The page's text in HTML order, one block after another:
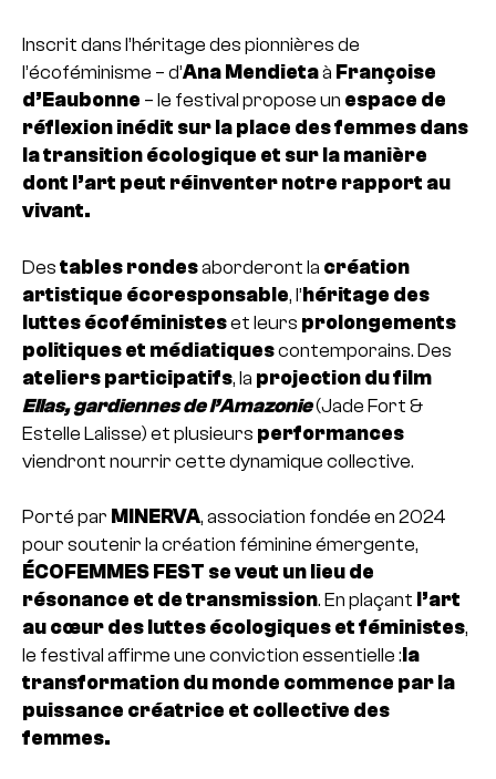
Inscrit dans l’héritage des pionnières de
l’écoféminisme – d’Ana Mendietaà Françoise
d’Eaubonne – le festival propose un espace de
réflexion inédit sur la place des femmes dans
la transition écologique et sur la manière
dont l’art peut réinventer notre rapport au
vivant.
Des tables rondesaborderont la création
artistique écoresponsable, l’héritage des
luttes écoféministeset leurs prolongements
politiques et médiatiquescontemporains. Des
ateliers participatifs, la projection du film
Ellas, gardiennes de l’Amazonie(Jade Fort &
Estelle Lalisse) et plusieurs performances
viendront nourrir cette dynamique collective.
Porté par MINERVA, association fondée en 2024
pour soutenir la création féminine émergente,
ÉCOFEMMES FEST se veut un lieu de
résonance et de transmission. En plaçant l’art
au cœur des luttes écologiques et féministes,
le festival affirme une conviction essentielle :la
transformation du monde commence par la
puissance créatrice et collective des
femmes.